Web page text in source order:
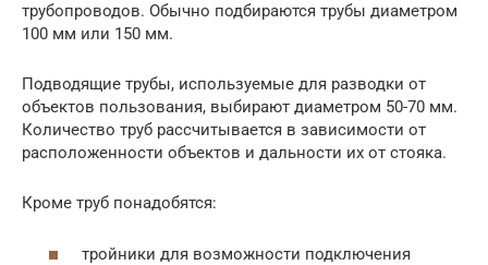
трубопроводов. Обычно подбираются трубы диаметром
100 мм или 150 мм.
Подводящие трубы, используемые для разводки от
объектов пользования, выбирают диаметром 50-70 мм.
Количество труб рассчитывается в зависимости от
расположенности объектов и дальности их от стояка.
Кроме труб понадобятся:
тройники для возможности подключения